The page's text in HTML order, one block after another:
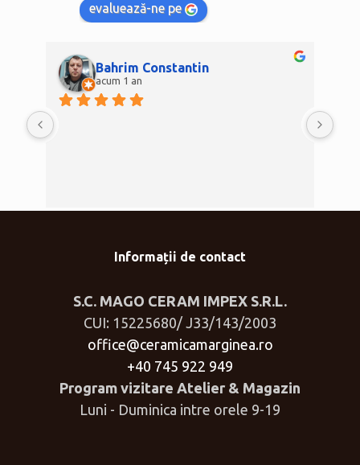
evaluează-ne pe
Bahrim Constantin
acum 1 an
Informații de contact
S.C. MAGO CERAM IMPEX S.R.L.
CUI: 15225680/ J33/143/2003
office@ceramicamarginea.ro
+40 745 922 949
Program vizitare Atelier & Magazin
Luni - Duminica intre orele 9-19